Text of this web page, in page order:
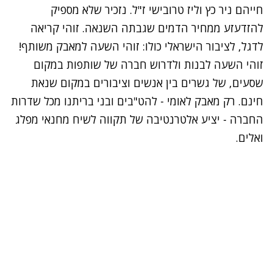
חייהם ניר כץ וליז טרובישי ז"ל. נזכיר שלא מספיק
להזדעזע ממחיר הדמים שגבתה השנאה. זוהי קריאה
לדגל, לציבור הישראלי כולו: זוהי השעה למאבק משותף!
זוהי השעה לבנות ולדרוש חברה של שותפות במקום
שסעים, של גשרים בין אנשים וציבורים במקום שנאת
חינם. רק מאבק לאומי - להט"בים ובני בריתנו מכל שדרות
החברה - יציע אלטרנטיבה של תקווה לשיח מחנאי מפלג
ואלים.